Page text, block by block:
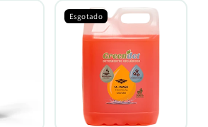
Esgotado